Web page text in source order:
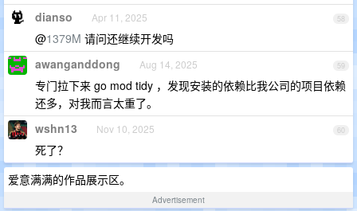
58
dianso Apr 11, 2025
@1379M 请问还继续开发吗
59
awanganddong Aug 14, 2025
专门拉下来 go mod tidy ，发现安装的依赖比我公司的项目依赖
还多，对我而言太重了。
60
wshn13 Nov 10, 2025
死了？
爱意满满的作品展示区。
Advertisement